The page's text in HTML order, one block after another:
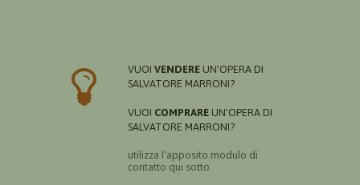
VUOI VENDERE UN'OPERA DI
SALVATORE MARRONI?
VUOI COMPRARE UN'OPERA DI
SALVATORE MARRONI?
utilizza l'apposito modulo di
contatto qui sotto